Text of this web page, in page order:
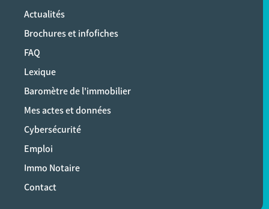
Actualités
Brochures et infofiches
FAQ
Lexique
Baromètre de l'immobilier
Mes actes et données
Cybersécurité
Emploi
Immo Notaire
Contact